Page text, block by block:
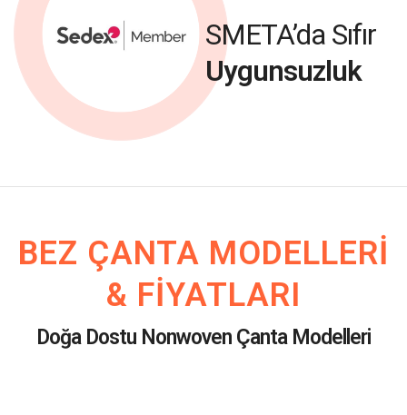
SMETA’da Sıfır
Uygunsuzluk
BEZ ÇANTA MODELLERI
& FIYATLARI
Doğa Dostu Nonwoven Çanta Modelleri